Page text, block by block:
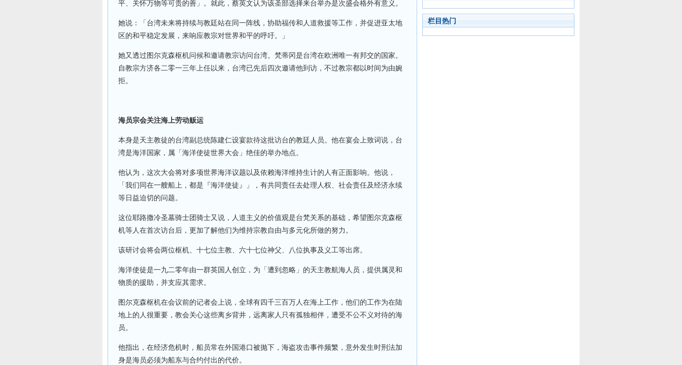
平、关怀万物等可贵的善」。就此，蔡英文认为该圣部选择来台举办是次盛会格外有意义。
她说：「台湾未来将持续与教廷站在同一阵线，协助福传和人道救援等工作，并促进亚太地
区的和平稳定发展，来响应教宗对世界和平的呼吁。」
她又透过图尔克森枢机问候和邀请教宗访问台湾。梵蒂冈是台湾在欧洲唯一有邦交的国家。
自教宗方济各二零一三年上任以来，台湾已先后四次邀请他到访，不过教宗都以时间为由婉
拒。
海员宗会关注海上劳动贩运
本身是天主教徒的台湾副总统陈建仁设宴款待这批访台的教廷人员。他在宴会上致词说，台
湾是海洋国家，属「海洋使徒世界大会」绝佳的举办地点。
他认为，这次大会将对多项世界海洋议题以及依赖海洋维持生计的人有正面影响。他说，
「我们同在一艘船上，都是『海洋使徒』」，有共同责任去处理人权、社会责任及经济永续
等日益迫切的问题。
这位耶路撒冷圣墓骑士团骑士又说，人道主义的价值观是台梵关系的基础，希望图尔克森枢
机等人在首次访台后，更加了解他们为维持宗教自由与多元化所做的努力。
该研讨会将会两位枢机、十七位主教、六十七位神父、八位执事及义工等出席。
海洋使徒是一九二零年由一群英国人创立，为「遭到忽略」的天主教航海人员，提供属灵和
物质的援助，并支应其需求。
图尔克森枢机在会议前的记者会上说，全球有四千三百万人在海上工作，他们的工作为在陆
地上的人很重要，教会关心这些离乡背井，远离家人只有孤独相伴，遭受不公不义对待的海
员。
他指出，在经济危机时，船员常在外国港口被抛下，海盗攻击事件频繁，意外发生时刑法加
身是海员必须为船东与合约付出的代价。
栏目热门